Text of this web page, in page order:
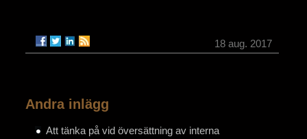
18 aug. 2017
Andra inlägg
Att tänka på vid översättning av interna